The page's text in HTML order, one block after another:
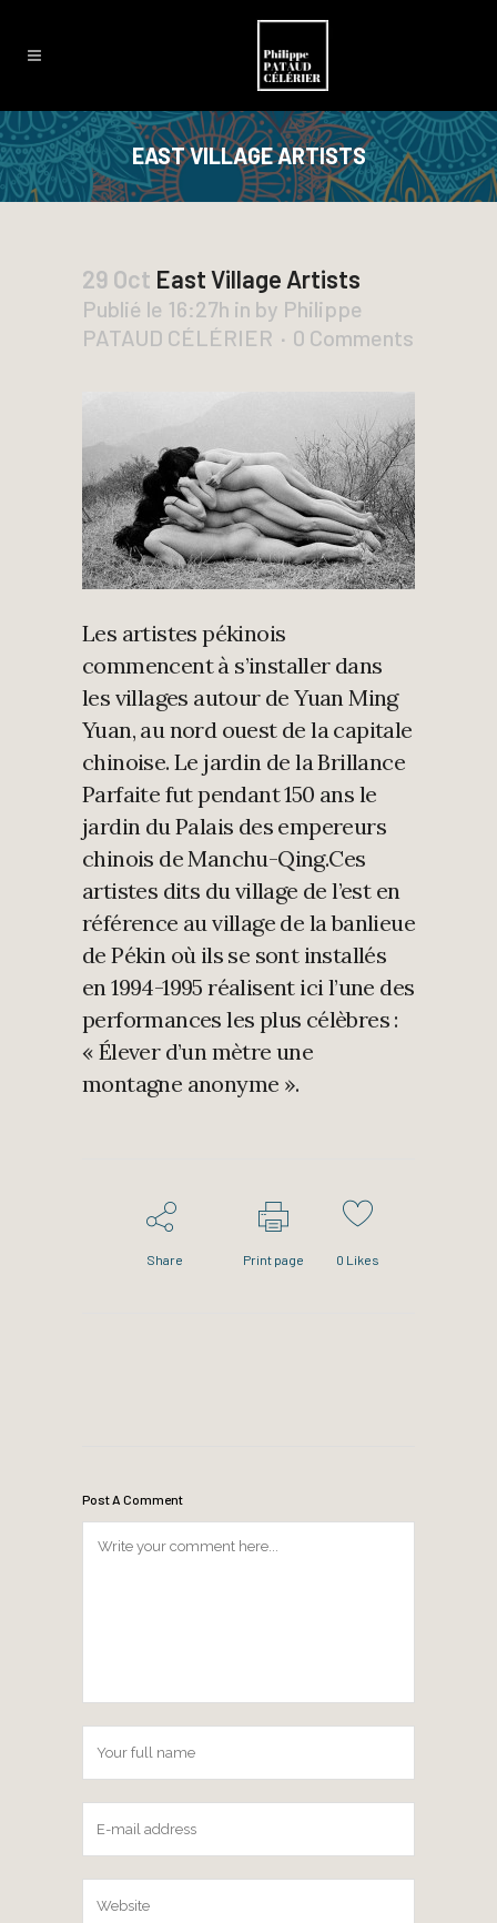
EAST VILLAGE ARTISTS
29 Oct East Village Artists
Publié le 16:27h in by Philippe
PATAUD CÉLÉRIER
0 Comments
Les artistes pékinois
commencent à s’installer dans
les villages autour de Yuan Ming
Yuan, au nord ouest de la capitale
chinoise. Le jardin de la Brillance
Parfaite fut pendant 150 ans le
jardin du Palais des empereurs
chinois de Manchu-Qing.Ces
artistes dits du village de l’est en
référence au village de la banlieue
de Pékin où ils se sont installés
en 1994-1995 réalisent ici l’une des
performances les plus célèbres :
« Élever d’un mètre une
montagne anonyme ».
Share Print page 0 Likes
Post A Comment